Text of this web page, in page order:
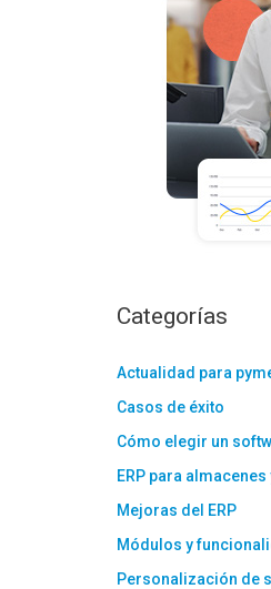
Categorías
Actualidad para
Casos de éxito
Cómo elegir un
ERP para
Mejoras del ERP
Módulos y
Personalización de